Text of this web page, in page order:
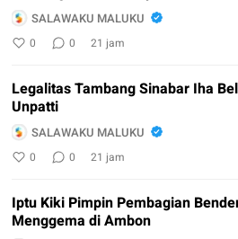
SALAWAKU MALUKU
0 0 21 jam
Legalitas Tambang Sinabar Iha
Unpatti
SALAWAKU MALUKU
0 0 21 jam
Iptu Kiki Pimpin Pembagian
Menggema di Ambon